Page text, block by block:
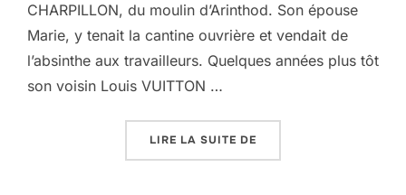
CHARPILLON, du moulin d’Arinthod. Son épouse
Marie, y tenait la cantine ouvrière et vendait de
l’absinthe aux travailleurs. Quelques années plus tôt
son voisin Louis VUITTON …
LIRE LA SUITE DE